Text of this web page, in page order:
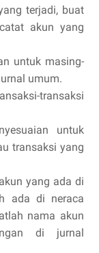
terjadi, buat
akun yang
untuk masing-
umum.
transaksi
untuk
transaksi yang
yang ada di
ada di neraca
nama akun
di jurnal